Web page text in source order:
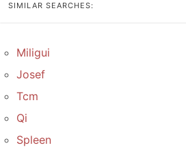
SIMILAR SEARCHES:
Miligui
Josef
Tcm
Qi
Spleen